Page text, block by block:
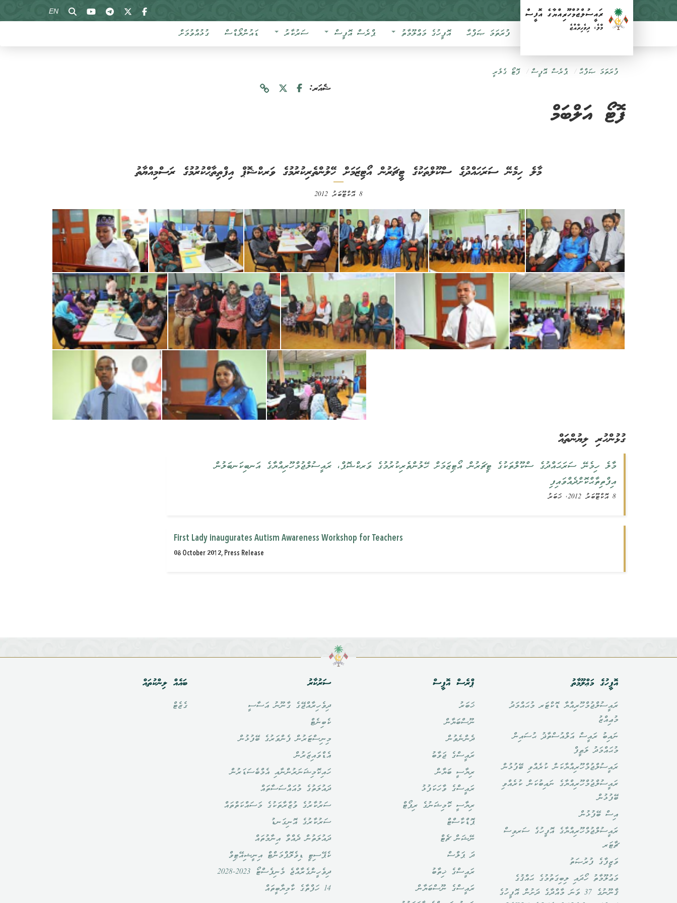
EN
ފުރަތަމަ ޞަފްޙާ އޮފީހުގެ މަޢްލޫމާތު ޕްރެސް އޮފީސް ސަރުކާރު ޑައުންލޯޑްސް ގުޅުއްވުމަށް
ފުރަތަމަ ޞަފްޙާ ޕްރެސް އޮފީސް ފޮޓޯ ގެލެރީ
ފޮޓޯ އަލްބަމް
ޝެއަރ:
މާލެ ހިމެނޭ ސަރަޙައްދުގެ ސްކޫލްތަކުގެ ޓީޗަރުން އޯޓިޒަމަށް ހޭލުންތެރިކުރުމުގެ ވަރކްޝޮޕް އިފްތިތާޙްކުރުމުގެ ރަސްމިއްޔާތު
8 އޮކްޓޫބަރު 2012
ގުޅުންހުރި ލިޔުންތައް
މާލެ ހިމެނޭ ސަރަޙައްދުގެ ސްކޫލްތަކުގެ ޓީޗަރުން އޯޓިޒަމަށް ހޭލުންތެރިކުރުމުގެ ވަރކްޝޮޕް، ރައީސުލްޖުމްހޫރިއްޔާގެ އަނބިކަނބަލުން
އިފްތިތާޙްކޮށްދެއްވައިފި
8 އޮކްޓޫބަރު 2012, ޚަބަރު
First Lady inaugurates Autism Awareness Workshop for Teachers
08 October 2012, Press Release
އޮފީހުގެ މަޢްލޫމާތު
ރައީސުލްޖުމްހޫރިއްޔާ ޑޮކްޓަރ މުޙައްމަދު
މުޢިއްޒު
ނައިބު ރައީސް އަލްއުސްތާޛު ޙުސައިން
މުޙައްމަދު ލަޠީފް
ރައީސުލްޖުމްހޫރިއްޔާކަން ކުރެއްވި ބޭފުޅުން
ރައީސުލްޖުމްހޫރިއްޔާގެ ނައިބުކަން ކުރެއްވި
ބޭފުޅުން
އިސް ބޭފުޅުން
ރައީސުލްޖުމްހޫރިއްޔާގެ އޮފީހުގެ ސަރވިސް
ޗާޓަރ
ވަޒީފާގެ ފުރުޞަތު
މަޢުލޫމާތު ހޯދައި ލިބިގަތުމުގެ ޙައްޤުގެ
ޤާނޫނުގެ 37 ވަނަ މާއްދާގެ ދަށުން އޮފީހުގެ
ޕްރެސް އޮފީސް
ޚަބަރު
ނޫސްބަޔާން
ދެންނެވުން
ރައީސްގެ ޖަވާބު
ރިޔާސީ ބަޔާން
ރައީސްގެ ވާހަކަފުޅު
ރިޔާސީ ކޮމިޝަނުގެ ރިޕޯޓް
ޕޮޑްކާސްޓް
ނޭޝަން ޗެޓް
ދަ ޕަލްސް
ރައީސްގެ ޚިތާބު
ރައީސްގެ ނޫސްބަޔާން
ސަރުކާރު
ދިވެހިރާއްޖޭގެ ގާނޫނު އަސާސީ
ކެބިނެޓް
މިނިސްޓަރުން ފެންވަރުގެ ބޭފުޅުން
އެޑްވައިޒަރުން
ހައިކޮމިޝަނަރުންނާއި އެމްބެސަޑަރުން
ދައުލަތުގެ މުއައްސަސާތައް
ސަރުކާރުގެ ވުޒާރާތަކުގެ މަސައްކަތްތައް
ސަރުކާރުގެ އޮނިގަނޑު
ދައުލަތުން ދެއްވާ އިނާމުތައް
ކެޕޭސިޓީ ޑިވެލޮޕްމަންޓް އިނީޝިއޭޓިވް
ދިވެހީންގެރާއްޖެ މެނިފެސްޓޯ 2023-2028
14 ހަފްތާގެ ކާމިޔާބީތައް
ބައެއް ލިންކުތައް
ގެޒެޓް